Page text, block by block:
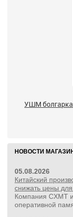
УШМ болгарка
НОВОСТИ
05.08.2026
Китайский
снижать цены
Компания CXMT
оперативной